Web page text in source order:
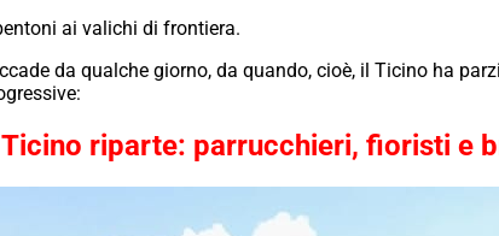
ai valichi di frontiera.
da qualche giorno, da quando, cioè, il Ticino ha
riparte: parrucchieri, fioristi e